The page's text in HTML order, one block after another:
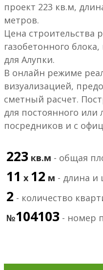
проект 223 кв.м,
метров.
Цена строительства
газобетонного
для Алупки.
В онлайн режиме
визуализацией,
сметный расчет.
для постоянного или
посредников и с
223 кв.м - общая
11 х 12 м - длина и
2 - количество
№104103 - номер